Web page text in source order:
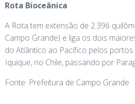
Rota Bioceânica
A Rota tem extensão de 2.396
Campo Grande) e liga os dois
do Atlântico ao Pacífico pelos
Iquique, no Chile, passando por
Fonte: Prefeitura de Campo Grande